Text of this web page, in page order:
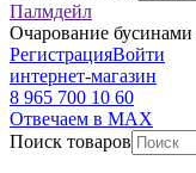
Палмдейл
Очарование
РегистрацияВойти
интернет-магазин
8 965 700 10 60
Отвечаем в MAX
Поиск товаров